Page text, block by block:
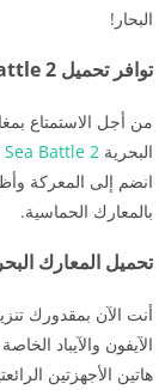
البحار!
توافر تحميل Sea Battle 2 على الأندرويد
من أجل الاستمتاع
البحرية Sea Battle 2
انضم إلى المعركة
بالمعارك الحماسية.
تحميل المعارك البحرية 2 لأجهزة الآيفون
الآيفون والآيباد
هاتين الأجهزتين